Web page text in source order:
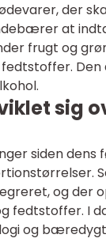
der
at
frugt og
Den
sig
siden dens
og der
fedtstoffer. I
og